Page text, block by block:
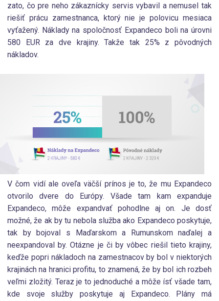
zato, čo pre neho zákaznícky servis vybavil a nemusel tak
riešiť prácu zamestnanca, ktorý nie je polovicu mesiaca
vyťažený. Náklady na spoločnosť Expandeco boli na úrovni
580 EUR za dve krajiny. Takže tak 25% z pôvodných
nákladov.
V čom vidí ale oveľa väčší prínos je to, že mu Expandeco
otvorilo dvere do Európy. Všade tam kam expanduje
Expandeco, môže expandvať pohodlne aj on. Je dosť
možné, že ak by tu nebola služba ako Expandeco poskytuje,
tak by bojoval s Maďarskom a Rumunskom naďalej a
neexpandoval by. Otázne je či by vôbec riešil tieto krajiny,
keďže popri nákladoch na zamestnacov by bol v niektorých
krajinách na hranici profitu, to znamená, že by bol ich rozbeh
veľmi zložitý. Teraz je to jednoduché a môže ísť všade tam,
kde svoje služby poskytuje aj Expandeco. Plány má